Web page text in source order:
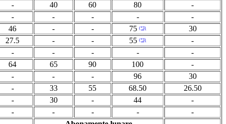
- 40 60 80 -
- - - - -
46 - - 75 (*3) 30
27.5 - - 55 (*3) -
- - - - -
64 65 90 100 -
- - - 96 30
- 33 55 68.50 26.50
- 30 - 44 -
- - - -
-